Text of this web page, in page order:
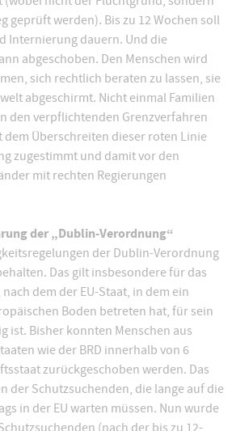
geprüft werden). Bis zu 12 Wochen soll
Internierung dauern. Und die
abgeschoben. Den Menschen wird
sich rechtlich beraten zu lassen, sie
abgeschirmt. Nicht einmal Familien
den verpflichtenden Grenzverfahren
dem Überschreiten dieser roten Linie
zugestimmt und damit vor den
mit rechten Regierungen
der „Dublin-Verordnung“
der Dublin-Verordnung
Das gilt insbesondere für das
dem der EU-Staat, in dem ein
Boden betreten hat, für sein
ist. Bisher konnten Menschen aus
wie der BRD innerhalb von 6
zurückgeschoben werden. Das
der Schutzsuchenden, die lange auf die
in der EU warten müssen. Nun wurde
(nach der bis zu 12-